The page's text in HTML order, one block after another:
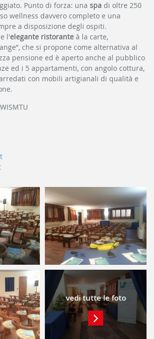
Punto di forza: una spa di oltre 250
wellness davvero completo e una
a disposizione degli ospiti.
l'elegante ristorante à la carte,
che si propone come alternativa al
pensione ed è aperto anche al pubblico
ed i 5 appartamenti, con angolo cottura,
con mobili artigianali di qualità e
vedi tutte le foto